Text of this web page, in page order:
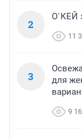
2
О`КЕЙ
11
3
для
9